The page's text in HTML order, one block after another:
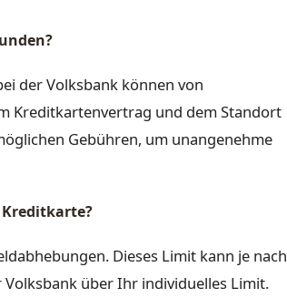
der Volksbank können von
Kreditkartenvertrag und dem Standort
Gebühren, um unangenehme
Dieses Limit kann je nach
über Ihr individuelles Limit.